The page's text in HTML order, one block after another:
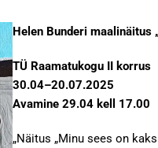
Helen Bunderi maalinäitus
TÜ Raamatukogu II korrus
30.04–20.07.2025
Avamine 29.04 kell 17.00
„Näitus „Minu sees on